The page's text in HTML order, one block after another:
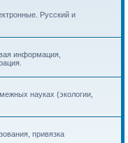
Русский и
информация,
науках (экологии,
привязка